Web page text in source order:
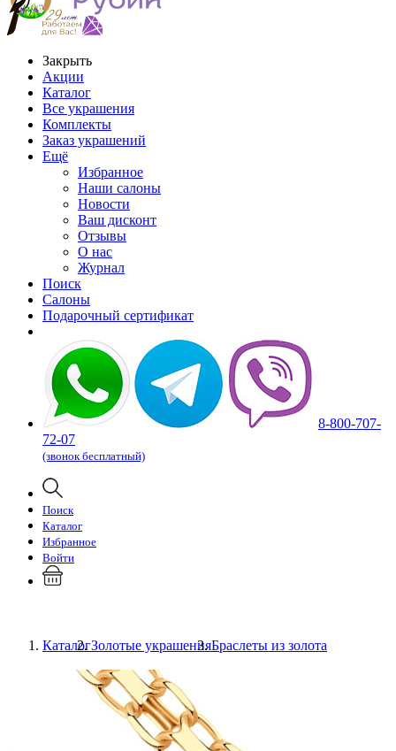
Закрыть
Акции
Каталог
Все украшения
Комплекты
Заказ украшений
Ещё
Избранное
Наши салоны
Новости
Ваш дисконт
Отзывы
О нас
Журнал
Поиск
Салоны
Подарочный сертификат
8-800-707-
72-07
(звонок бесплатный)
Поиск
Каталог
Избранное
Войти
КаталогЗолотые украшенияБраслеты из золота